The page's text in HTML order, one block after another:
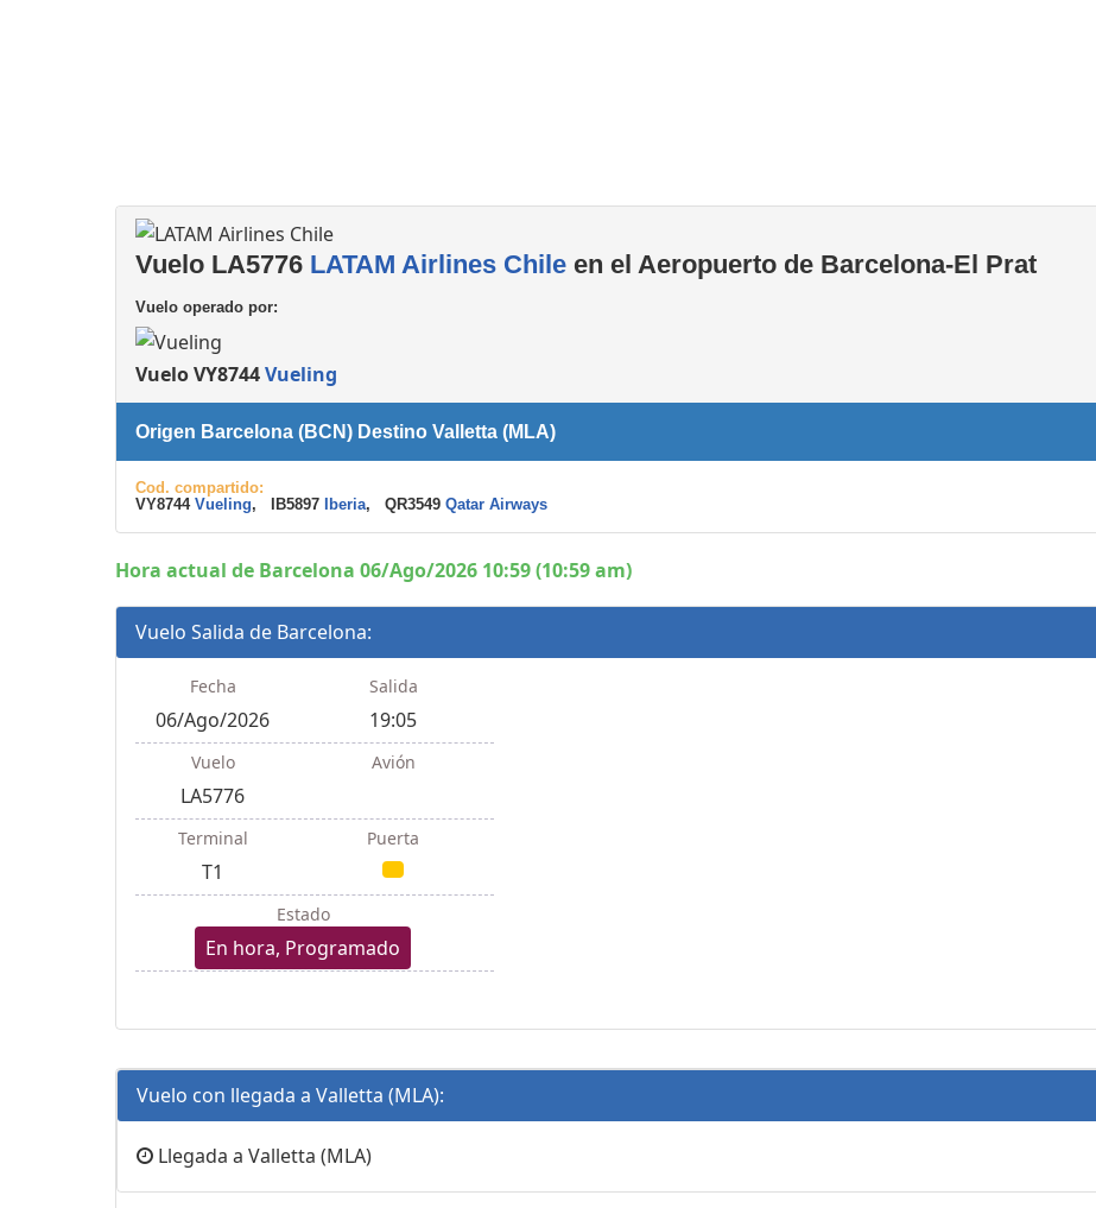
Vuelo LA5776 LATAM Airlines Chile en el Aeropuerto de Barcelona-El Prat
Vuelo operado por:
Vuelo VY8744Vueling
Origen Barcelona (BCN) Destino Valletta (MLA)
Cod. compartido:
VY8744 Vueling, IB5897 Iberia, QR3549 Qatar Airways
Hora actual de Barcelona 06/Ago/2026 10:59 (10:59 am)
Vuelo Salida de Barcelona:
Fecha
06/Ago/2026
Salida
19:05
Vuelo
LA5776
Avión
Terminal
T1
Puerta
Estado
En hora, Programado
Vuelo con llegada a Valletta (MLA):
Llegada a Valletta (MLA)